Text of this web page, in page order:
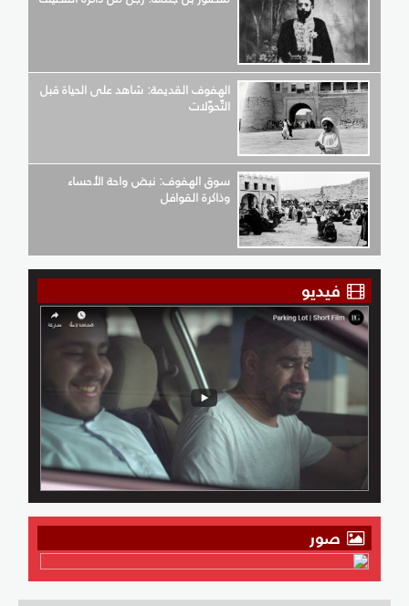
الهفوف القديمة: شاهد على الحياة قبل
التّحوّلات
سوق الهفوف: نبض واحة الأحساء
وذاكرة القوافل
فيديو
صور